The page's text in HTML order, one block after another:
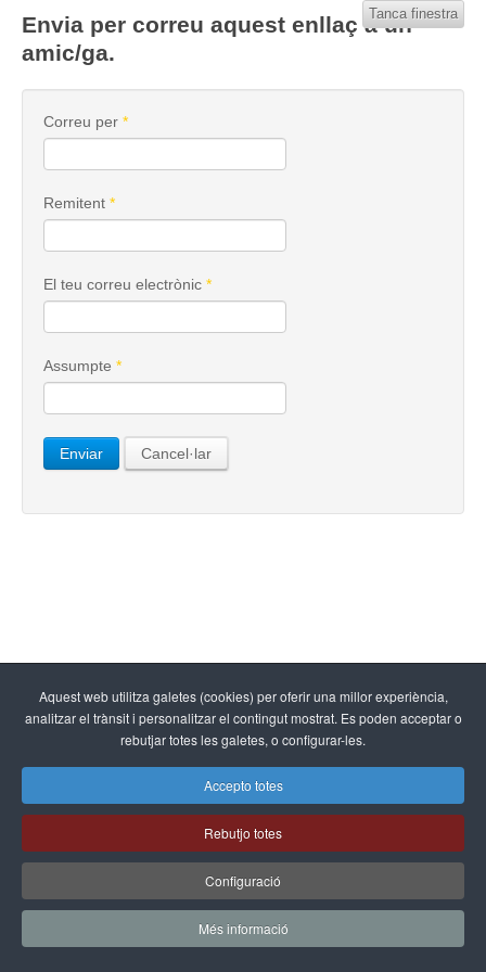
Envia per correu aquest enllaç a un
amic/ga.
Tanca finestra
Correu per *
Remitent *
El teu correu electrònic *
Assumpte *
Enviar Cancel·lar
Aquest web utilitza galetes (cookies) per oferir una millor experiència,
analitzar el trànsit i personalitzar el contingut mostrat. Es poden acceptar o
rebutjar totes les galetes, o configurar-les.
Accepto totes
Rebutjo totes
Configuració
Més informació